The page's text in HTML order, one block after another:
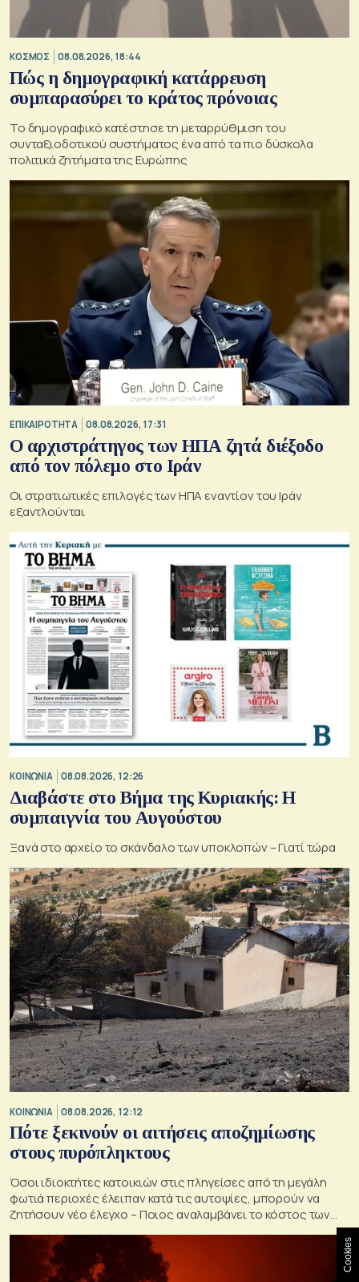
ΚΟΣΜΟΣ 08.08.2026, 18:44
Πώς η δημογραφική κατάρρευση
συμπαρασύρει το κράτος πρόνοιας
Το δημογραφικό κατέστησε τη μεταρρύθμιση του
συνταξιοδοτικού συστήματος ένα από τα πιο δύσκολα
πολιτικά ζητήματα της Ευρώπης
ΕΠΙΚΑΙΡΟΤΗΤΑ 08.08.2026, 17:31
Ο αρχιστράτηγος των ΗΠΑ ζητά διέξοδο
από τον πόλεμο στο Ιράν
Οι στρατιωτικές επιλογές των ΗΠΑ εναντίον του Ιράν
εξαντλούνται
ΚΟΙΝΩΝΙΑ 08.08.2026, 12:26
Διαβάστε στο Βήμα της Κυριακής: Η
συμπαιγνία του Αυγούστου
Ξανά στο αρχείο το σκάνδαλο των υποκλοπών – Γιατί τώρα
ΚΟΙΝΩΝΙΑ 08.08.2026, 12:12
Πότε ξεκινούν οι αιτήσεις αποζημίωσης
στους πυρόπληκτους
Όσοι ιδιοκτήτες κατοικιών στις πληγείσες από τη μεγάλη
φωτιά περιοχές έλειπαν κατά τις αυτοψίες, μπορούν να
ζητήσουν νέο έλεγχο – Ποιος αναλαμβάνει το κόστος των
ανακατασκευών και κατεδαφίσεων
Cookies